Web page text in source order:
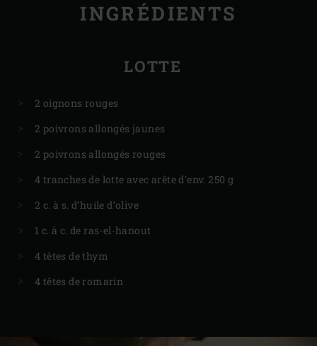
INGRÉDIENTS
LOTTE
2 oignons rouges
2 poivrons allongés jaunes
2 poivrons allongés rouges
4 tranches de lotte avec arête d’env. 250 g
2 c. à s. d’huile d’olive
1 c. à c. de ras-el-hanout
4 têtes de thym
4 têtes de romarin